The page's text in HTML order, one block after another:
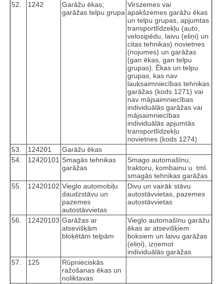
52.
1242
Garāžu ēkas;
garāžas telpu grupa
Virszemes vai
apakšzemes garāžu ēkas
un telpu grupas, apjumtas
transportlīdzekļu (auto,
velosipēdu, laivu (eliņi) un
citas tehnikas) novietnes
(nojumes) un garāžas
(gan ēkas, gan telpu
grupas). Ēkas un telpu
grupas, kas nav
lauksaimniecības tehnikas
garāžas (kods 1271) vai
nav mājsaimniecības
individuālās garāžas vai
mājsaimniecības
individuālās apjumtās
transportlīdzekļu
novietnes (kods 1274)
53.
124201
Garāžu ēkas
54.
12420101 Smagās tehnikas
garāžas
Smago automašīnu,
traktoru, kombainu u. tml.
smagās tehnikas garāžas
55.
12420102 Vieglo automobiļu
daudzstāvu un
pazemes
autostāvvietas
Divu un vairāk stāvu
autostāvvietas, pazemes
autostāvvietas
56. 12420103 Garāžas ar
atsevišķām
bloķētām telpām
Vieglo automašīnu garāžu
ēkas ar atsevišķiem
boksiem un laivu garāžas
(eliņi), izņemot
individuālās garāžas
57.
125
Rūpnieciskās
ražošanas ēkas un
noliktavas